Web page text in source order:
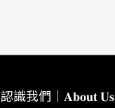
認識我們｜𝐀𝐛𝐨𝐮𝐭 𝐔𝐬